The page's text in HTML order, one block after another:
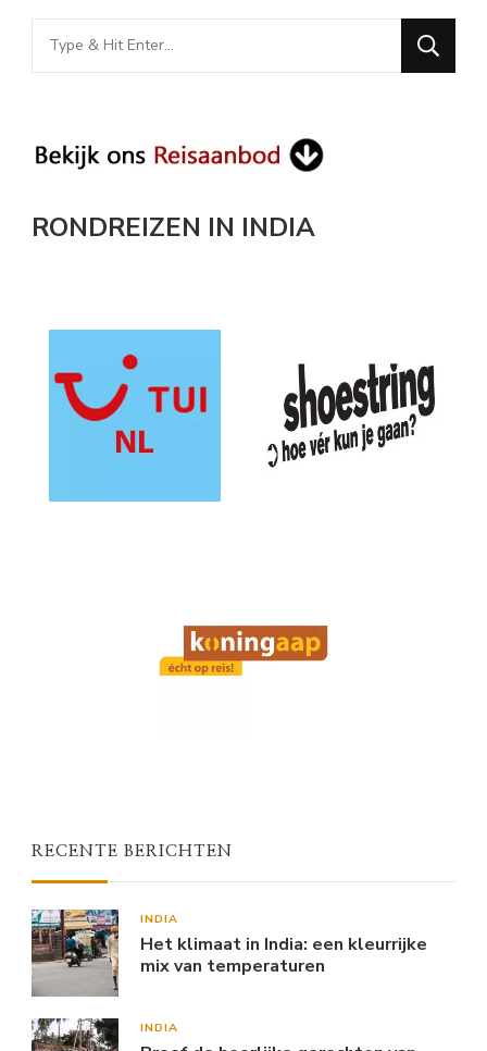
Looking
for
RONDREIZEN IN INDIA
RECENTE BERICHTEN
INDIA
Het klimaat in India: een kleurrijke
mix van temperaturen
INDIA